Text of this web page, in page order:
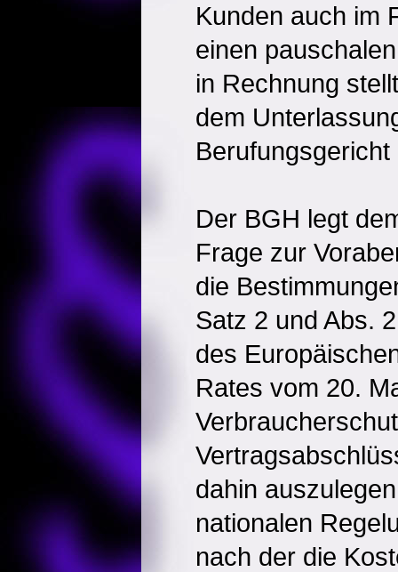
Kunden auch im
einen
in Rechnung
dem
Der BGH legt
Frage zur
die
Satz 2 und Abs.
des
Rates vom 20.
dahin
nationalen
nach der die